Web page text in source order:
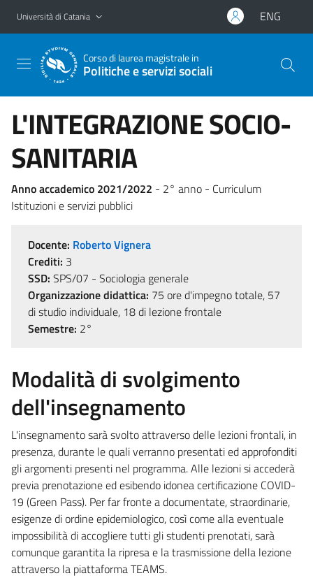
Vai al contenuto principale
Vai al menu di navigazione
Università di Catania ENG
Corso di laurea magistrale in
Politiche e servizi sociali
L'INTEGRAZIONE SOCIO-
SANITARIA
Anno accademico 2021/2022 - 2° anno - Curriculum
Istituzioni e servizi pubblici
Docente: Roberto Vignera
Crediti: 3
SSD: SPS/07 - Sociologia generale
Organizzazione didattica: 75 ore d'impegno totale, 57
di studio individuale, 18 di lezione frontale
Semestre: 2°
Modalità di svolgimento
dell'insegnamento
L'insegnamento sarà svolto attraverso delle lezioni frontali, in
presenza, durante le quali verranno presentati ed approfonditi
gli argomenti presenti nel programma. Alle lezioni si accederà
previa prenotazione ed esibendo idonea certificazione COVID-
19 (Green Pass). Per far fronte a documentate, straordinarie,
esigenze di ordine epidemiologico, così come alla eventuale
impossibilità di accogliere tutti gli studenti prenotati, sarà
comunque garantita la ripresa e la trasmissione della lezione
attraverso la piattaforma TEAMS.